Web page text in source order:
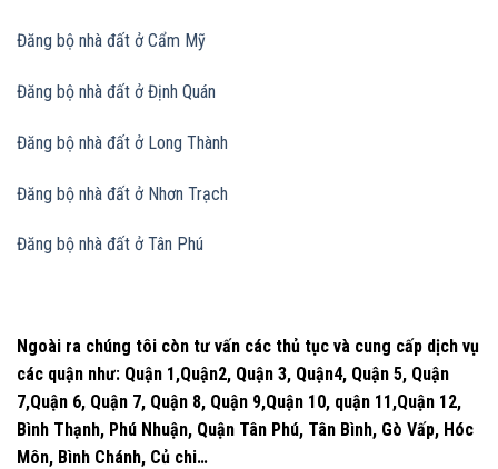
Đăng bộ nhà đất ở Cẩm Mỹ
Đăng bộ nhà đất ở Định Quán
Đăng bộ nhà đất ở Long Thành
Đăng bộ nhà đất ở Nhơn Trạch
Đăng bộ nhà đất ở Tân Phú
Ngoài ra chúng tôi còn tư vấn các thủ tục và cung cấp dịch vụ
các quận như: Quận 1,Quận2, Quận 3, Quận4, Quận 5, Quận
7,Quận 6, Quận 7, Quận 8, Quận 9,Quận 10, quận 11,Quận 12,
Bình Thạnh, Phú Nhuận, Quận Tân Phú, Tân Bình, Gò Vấp, Hóc
Môn, Bình Chánh, Củ chi…